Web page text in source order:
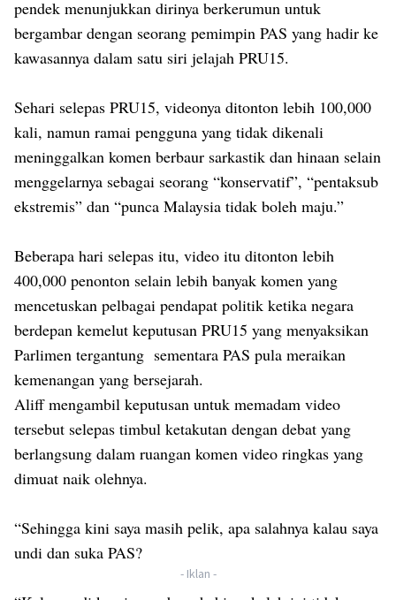
pendek menunjukkan dirinya berkerumun untuk
bergambar dengan seorang pemimpin PAS yang hadir ke
kawasannya dalam satu siri jelajah PRU15.
Sehari selepas PRU15, videonya ditonton lebih 100,000
kali, namun ramai pengguna yang tidak dikenali
meninggalkan komen berbaur sarkastik dan hinaan selain
menggelarnya sebagai seorang “konservatif”, “pentaksub
ekstremis” dan “punca Malaysia tidak boleh maju.”
Beberapa hari selepas itu, video itu ditonton lebih
400,000 penonton selain lebih banyak komen yang
mencetuskan pelbagai pendapat politik ketika negara
berdepan kemelut keputusan PRU15 yang menyaksikan
Parlimen tergantung sementara PAS pula meraikan
kemenangan yang bersejarah.
Aliff mengambil keputusan untuk memadam video
tersebut selepas timbul ketakutan dengan debat yang
berlangsung dalam ruangan komen video ringkas yang
dimuat naik olehnya.
“Sehingga kini saya masih pelik, apa salahnya kalau saya
undi dan suka PAS?
- Iklan -